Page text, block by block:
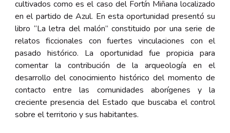
cultivados como es el caso del Fortín Miñana localizado
en el partido de Azul. En esta oportunidad presentó su
libro “La letra del malón” constituido por una serie de
relatos ficcionales con fuertes vinculaciones con el
pasado histórico. La oportunidad fue propicia para
comentar la contribución de la arqueología en el
desarrollo del conocimiento histórico del momento de
contacto entre las comunidades aborígenes y la
creciente presencia del Estado que buscaba el control
sobre el territorio y sus habitantes.